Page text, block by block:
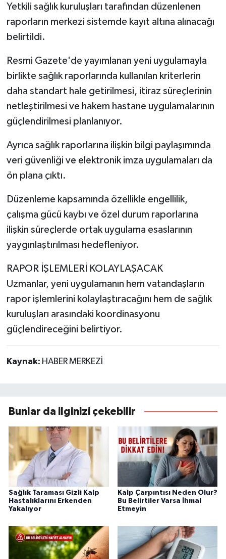
Yetkili sağlık kuruluşları tarafından düzenlenen
raporların merkezi sistemde kayıt altına alınacağı
belirtildi.
Resmi Gazete'de yayımlanan yeni uygulamayla
birlikte sağlık raporlarında kullanılan kriterlerin
daha standart hale getirilmesi, itiraz süreçlerinin
netleştirilmesi ve hakem hastane uygulamalarının
güçlendirilmesi planlanıyor.
Ayrıca sağlık raporlarına ilişkin bilgi paylaşımında
veri güvenliği ve elektronik imza uygulamaları da
ön plana çıktı.
Düzenleme kapsamında özellikle engellilik,
çalışma gücü kaybı ve özel durum raporlarına
ilişkin süreçlerde ortak uygulama esaslarının
yaygınlaştırılması hedefleniyor.
RAPOR İŞLEMLERİ KOLAYLAŞACAK
Uzmanlar, yeni uygulamanın hem vatandaşların
rapor işlemlerini kolaylaştıracağını hem de sağlık
kuruluşları arasındaki koordinasyonu
güçlendireceğini belirtiyor.
Kaynak: HABER MERKEZİ
Bunlar da ilginizi çekebilir
Sağlık Taraması Gizli Kalp
Hastalıklarını Erkenden
Yakalıyor
Kalp Çarpıntısı Neden Olur?
Bu Belirtiler Varsa İhmal
Etmeyin